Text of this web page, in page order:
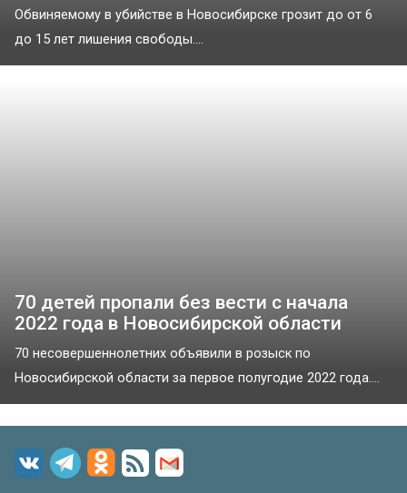
Обвиняемому в убийстве в Новосибирске грозит до от 6
до 15 лет лишения свободы....
70 детей пропали без вести с начала
2022 года в Новосибирской области
70 несовершеннолетних объявили в розыск по
Новосибирской области за первое полугодие 2022 года....